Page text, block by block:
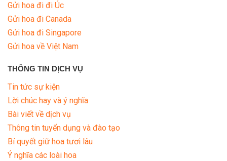
Gửi hoa đi đi Úc
Gửi hoa đi Canada
Gửi hoa đi Singapore
Gửi hoa về Việt Nam
THÔNG TIN DỊCH VỤ
Tin tức sự kiện
Lời chúc hay và ý nghĩa
Bài viết về dịch vụ
Thông tin tuyển dụng và đào tạo
Bí quyết giữ hoa tươi lâu
Ý nghĩa các loài hoa